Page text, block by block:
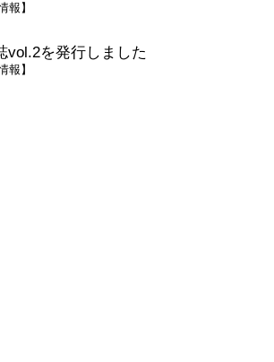
報 】
vol.2を発行しました
報 】